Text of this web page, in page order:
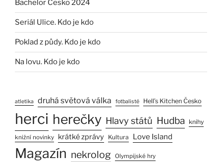
Bachelor Česko 2024
Seriál Ulice. Kdo je kdo
Poklad z půdy. Kdo je kdo
Na lovu. Kdo je kdo
atletika druhá světová válka fotbalisté Hell’s Kitchen Česko
herci herečky Hlavy států Hudba knihy
knižní novinky krátké zprávy Kultura Love Island
Magazín nekrolog Olympijské hry